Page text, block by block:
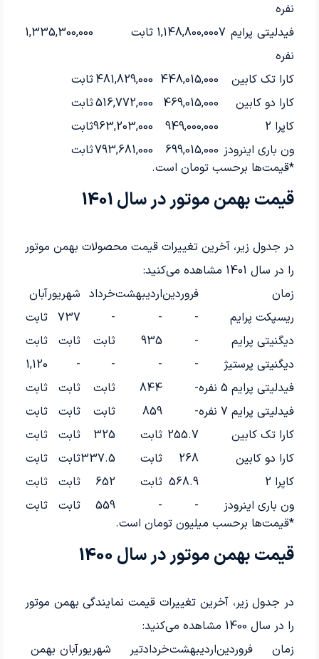
نفره
فیدلیتی پرایم 7
نفره
1,148,800,000 ثابت 1,335,300,000
کارا تک کابین 448,015,000
481,829,000ثابت
کارا دو کابین
469,015,000
516,772,000ثابت
کاپرا 2
949,000,000
963,203,000ثابت
ون باری اینرودز 699,015,000
793,681,000ثابت
*قیمت‌ها برحسب تومان است.
قیمت بهمن موتور در سال 1401
در جدول زیر، آخرین تغییرات قیمت محصولات بهمن موتور
را در سال 1401 مشاهده می‌کنید:
زمان
فروردیناردیبهشتخرداد شهریورآبان
ریسپکت پرایم
-
-
-
737 ثابت
دیگنیتی پرایم
-
935 ثابت ثابت
ثابت
دیگنیتی پرستیژ
-
-
-
-
1,120
فیدلیتی پرایم 5 نفره
-
844 ثابت ثابت
ثابت
فیدلیتی پرایم 7 نفره
-
859 ثابت ثابت
ثابت
کارا تک کابین
255.7 ثابت 325 ثابت
ثابت
کارا دو کابین
268 ثابت 337.5ثابت
ثابت
کاپرا 2
568.9 ثابت 652 ثابت
ثابت
ون باری اینرودز
-
-
559 ثابت
ثابت
*قیمت‌ها برحسب میلیون تومان است.
قیمت بهمن موتور در سال 1400
در جدول زیر، آخرین تغییرات قیمت نمایندگی بهمن موتور
را در سال 1400 مشاهده می‌کنید:
زمان
فروردیناردیبهشتخردادتیر شهریورآبان بهمن